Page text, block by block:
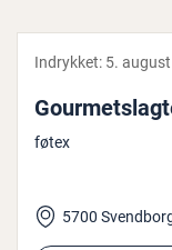
Indrykket: 5.
føtex
5700